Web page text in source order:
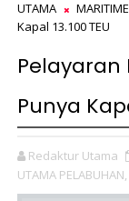
UTAMA
MARITIME
Kapal 13.100 TEU
Punya
Redaktur Utama
UTAMA PELABUHAN,